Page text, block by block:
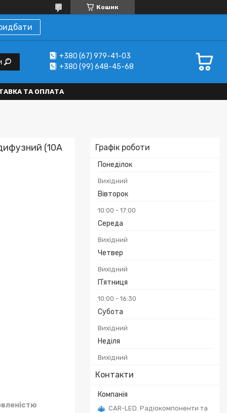
Кошик
+380 (67) 979-41-03
+380 (99) 648-45-68
ТА ОПЛАТА
Графік роботи
Понеділок
Вихідний
Вівторок
10:00 17:00
Середа
Вихідний
Четвер
Вихідний
Пʼятниця
10:00 16:30
Субота
Вихідний
Неділя
Вихідний
Контакти
CAR-LED. Радіокомпоненти та
(10A